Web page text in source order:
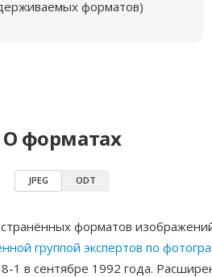
форматов)
О форматах
JPEG ODT
форматов
группой экспертов по
1 в сентябре 1992 года.